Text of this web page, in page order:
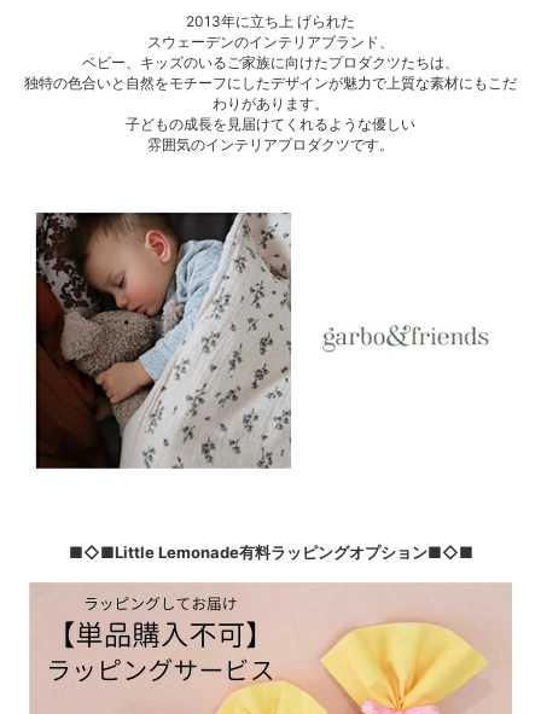
2013年に立ち上 げられた
スウェーデンのインテリアブランド、
ベビー、キッズのいるご家族に向けたプロダクツたちは、
独特の色合いと自然をモチーフにしたデザインが魅力で上質な素材にもこだ
わりがあります。
子どもの成長を見届けてくれるような優しい
雰囲気のインテリアプロダクツです。
■◇■Little Lemonade有料ラッピングオプション■◇■